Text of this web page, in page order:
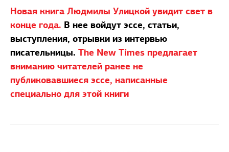
Новая книга Людмилы Улицкой увидит свет в
конце года. В нее войдут эссе, статьи,
выступления, отрывки из интервью
писательницы. The New Times предлагает
вниманию читателей ранее не
публиковавшиеся эссе, написанные
специально для этой книги